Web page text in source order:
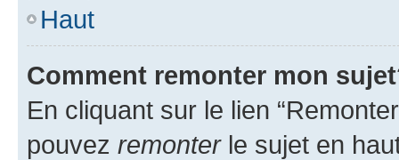
Haut
Comment remonter mon
En cliquant sur le lien
pouvez remonterle sujet en